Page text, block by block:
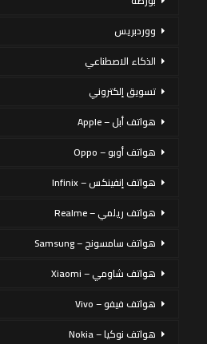
ووردبريس
الذكاء الاصطناعي
تسويق إلكتروني
هواتف أبل – Apple
هواتف أوبو – Oppo
هواتف إنفينكس – Infinix
هواتف ريلمي – Realme
هواتف سامسونج – Samsung
هواتف شاومي – Xiaomi
هواتف فيفو – Vivo
هواتف نوكيا – Nokia